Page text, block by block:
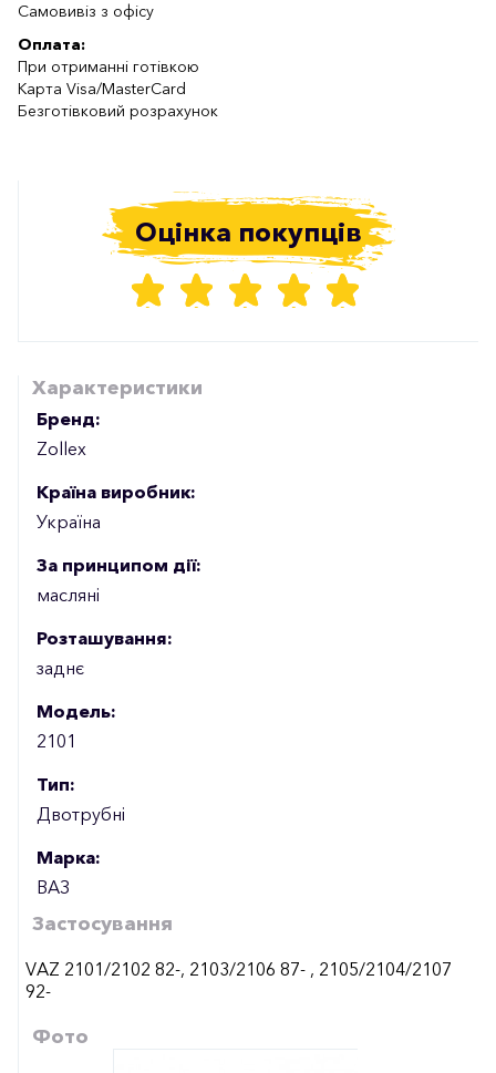
Самовивіз з офісу
Оплата:
При отриманні готівкою
Карта Visa/MasterCard
Безготівковий розрахунок
Оцінка покупців
Характеристики
Бренд:
Zollex
Країна виробник:
Україна
За принципом дії:
масляні
Розташування:
заднє
Модель:
2101
Тип:
Двотрубні
Марка:
ВАЗ
Застосування
VAZ 2101/2102 82-, 2103/2106 87- , 2105/2104/2107
92-
Фото